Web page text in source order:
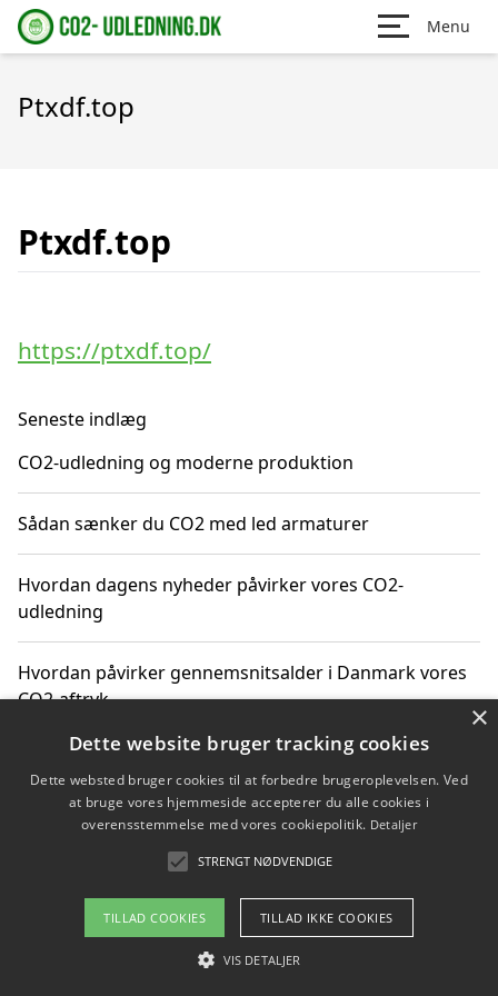
Menu
Ptxdf.top
Ptxdf.top
https://ptxdf.top/
Seneste indlæg
CO2-udledning og moderne produktion
Sådan sænker du CO2 med led armaturer
Hvordan dagens nyheder påvirker vores CO2-
udledning
Hvordan påvirker gennemsnitsalder i Danmark vores
CO2-aftryk
Hvordan nyheder om CO2-udledning påvirker vores
hverdag
Om / kontakt
Blog Betingelser
×
Dette website bruger tracking cookies
Dette websted bruger cookies til at forbedre brugeroplevelsen. Ved
at bruge vores hjemmeside accepterer du alle cookies i
overensstemmelse med vores cookiepolitik. Detaljer
STRENGT NØDVENDIGE
TILLAD COOKIES TILLAD IKKE COOKIES
VIS DETALJER